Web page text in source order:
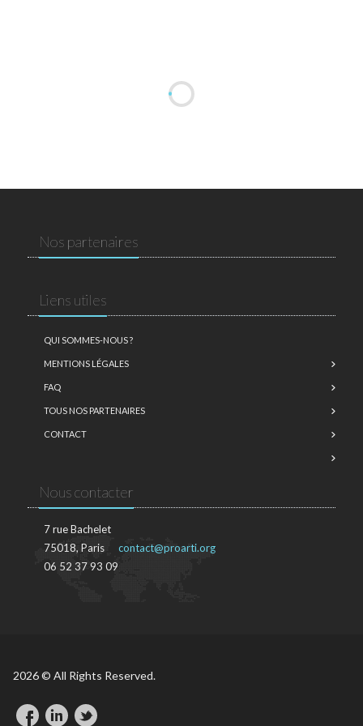
Nos partenaires
Liens utiles
QUI SOMMES-NOUS ?
MENTIONS LÉGALES
FAQ
TOUS NOS PARTENAIRES
CONTACT
Nous contacter
7 rue Bachelet
75018, Paris
06 52 37 93 09
contact@proarti.org
2026 © All Rights Reserved.